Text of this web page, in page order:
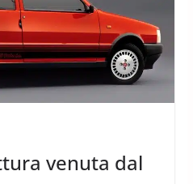
venuta dal